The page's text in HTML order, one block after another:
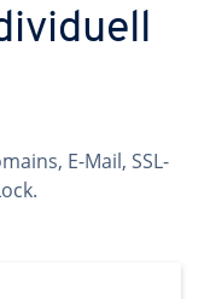
E-Mail, SSL-